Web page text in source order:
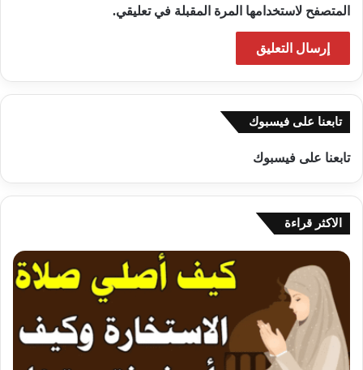
المتصفح لاستخدامها المرة المقبلة في تعليقي.
تابعنا على فيسبوك
تابعنا على فيسبوك
الاكثر قراءة